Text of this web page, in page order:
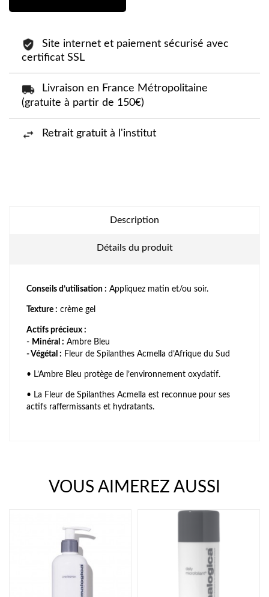
Site internet et paiement sécurisé avec
certificat SSL
Livraison en France Métropolitaine
(gratuite à partir de 150€)
Retrait gratuit à l'institut
Description
Détails du produit
Conseils d’utilisation : Appliquez matin et/ou soir.
Texture : crème gel
Actifs précieux :
- Minéral : Ambre Bleu
- Végétal : Fleur de Spilanthes Acmella d’Afrique du Sud
• L’Ambre Bleu protège de l’environnement oxydatif.
• La Fleur de Spilanthes Acmella est reconnue pour ses
actifs raffermissants et hydratants.
VOUS AIMEREZ AUSSI